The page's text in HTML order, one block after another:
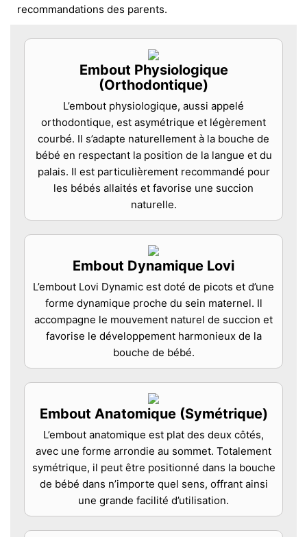
recommandations des parents.
Embout Physiologique
(Orthodontique)
L’embout physiologique, aussi appelé
orthodontique, est asymétrique et légèrement
courbé. Il s’adapte naturellement à la bouche de
bébé en respectant la position de la langue et du
palais. Il est particulièrement recommandé pour
les bébés allaités et favorise une succion
naturelle.
Embout Dynamique Lovi
L’embout Lovi Dynamic est doté de picots et d’une
forme dynamique proche du sein maternel. Il
accompagne le mouvement naturel de succion et
favorise le développement harmonieux de la
bouche de bébé.
Embout Anatomique (Symétrique)
L’embout anatomique est plat des deux côtés,
avec une forme arrondie au sommet. Totalement
symétrique, il peut être positionné dans la bouche
de bébé dans n’importe quel sens, offrant ainsi
une grande facilité d’utilisation.